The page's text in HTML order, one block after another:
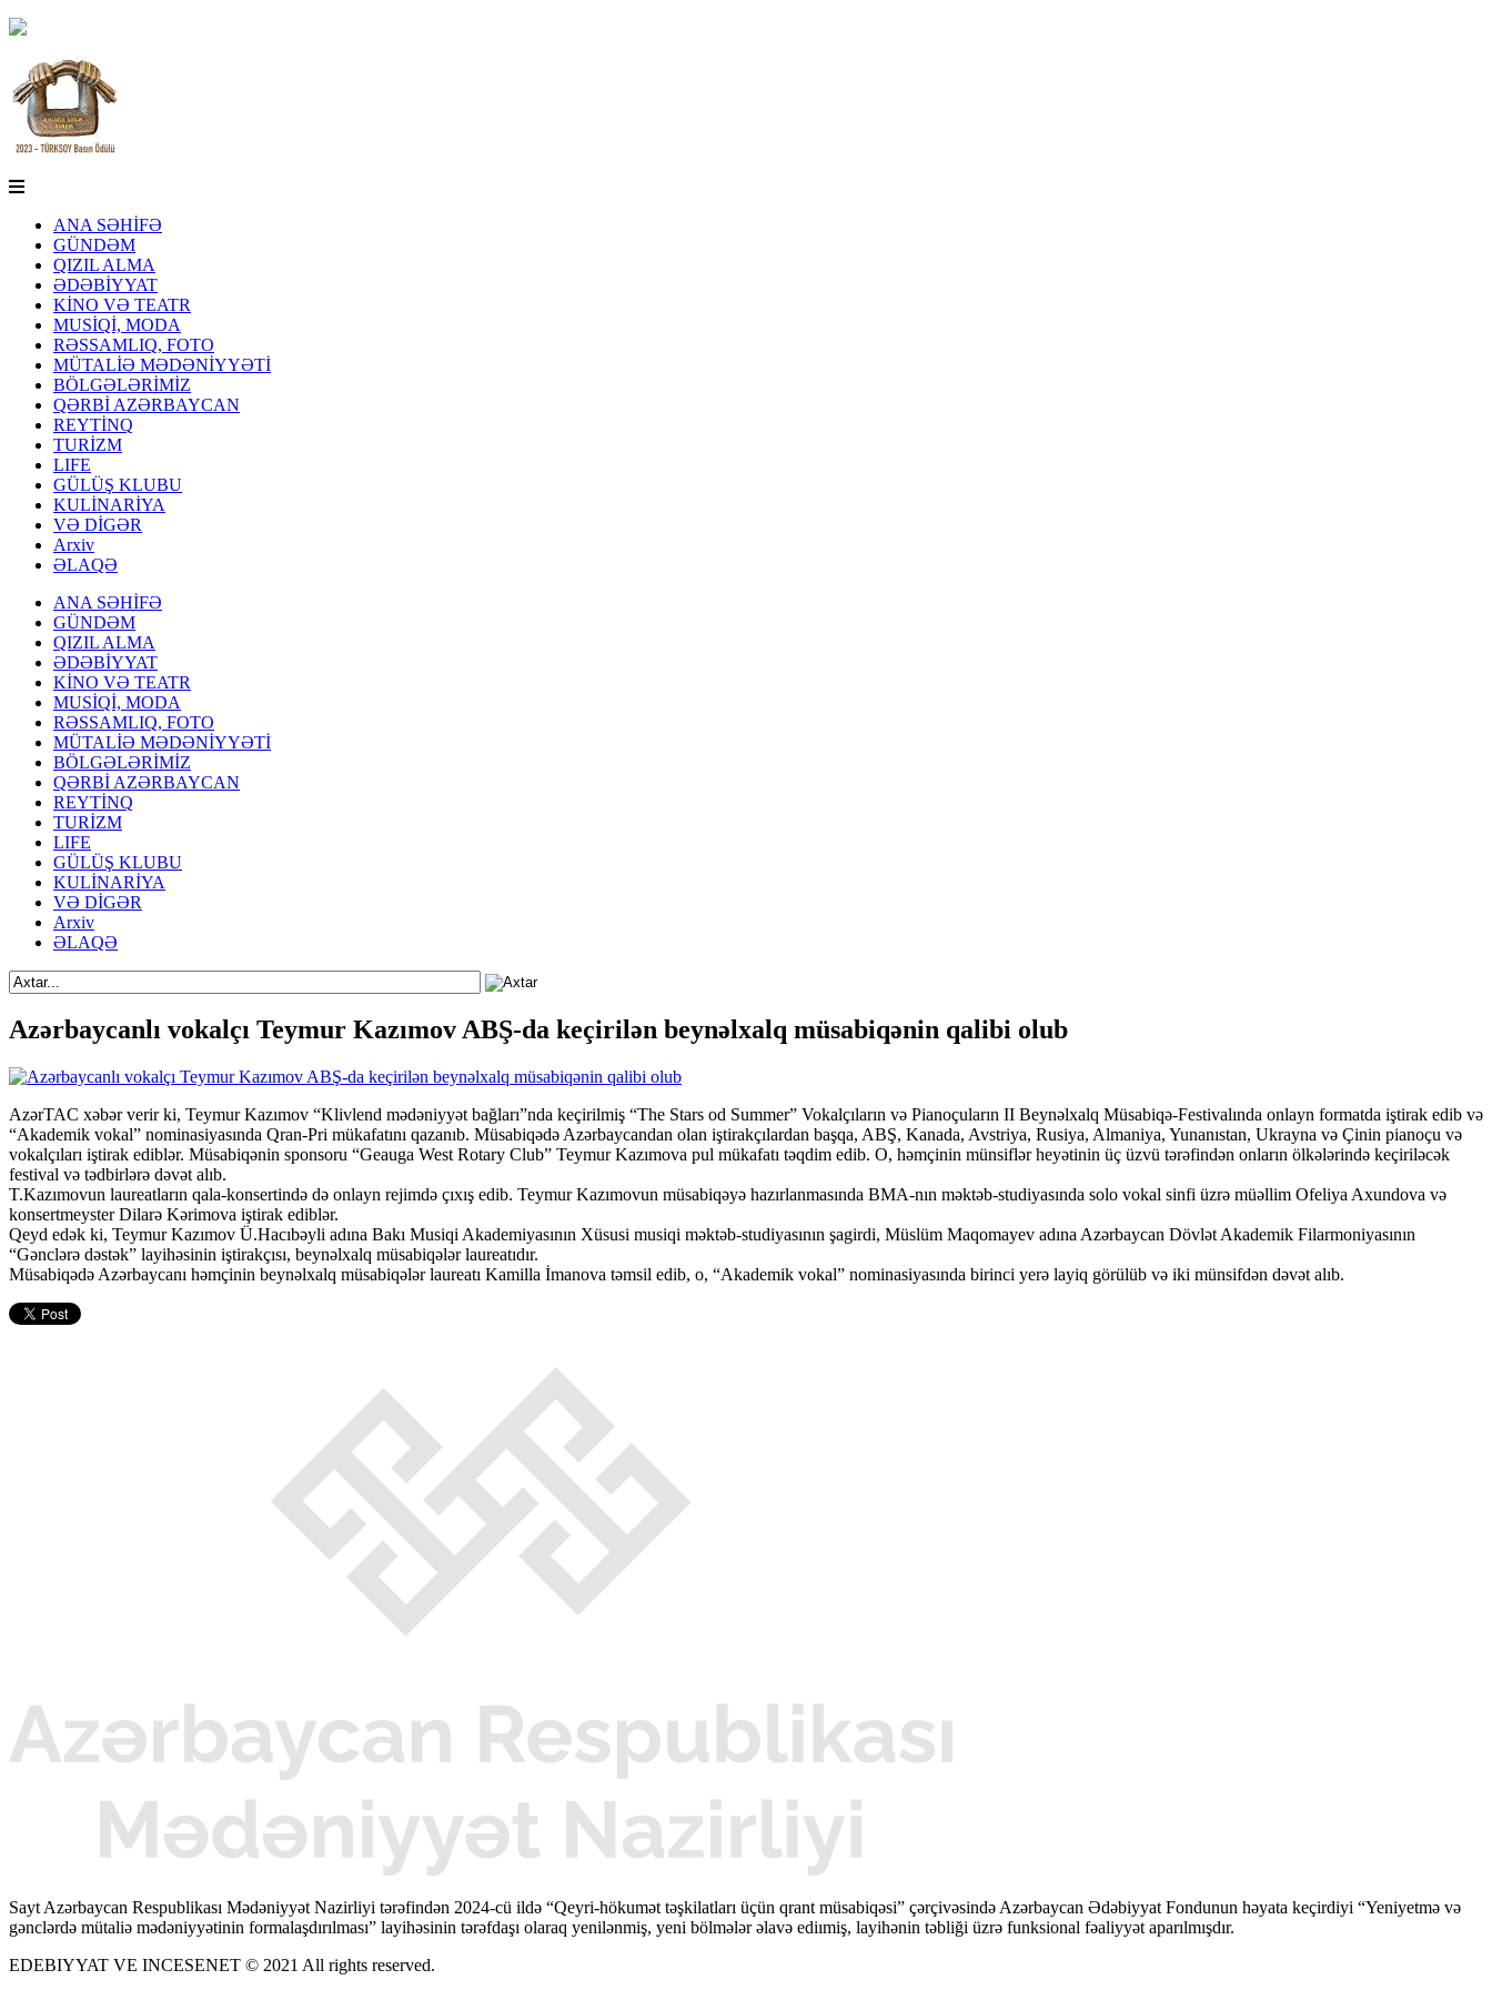
ANA SƏHİFƏ
GÜNDƏM
QIZIL ALMA
ƏDƏBİYYAT
KİNO VƏ TEATR
MUSİQİ, MODA
RƏSSAMLIQ, FOTO
MÜTALİƏ MƏDƏNİYYƏTİ
BÖLGƏLƏRİMİZ
QƏRBİ AZƏRBAYCAN
REYTİNQ
TURİZM
LIFE
GÜLÜŞ KLUBU
KULİNARİYA
VƏ DİGƏR
Arxiv
ƏLAQƏ
ANA SƏHİFƏ
GÜNDƏM
QIZIL ALMA
ƏDƏBİYYAT
KİNO VƏ TEATR
MUSİQİ, MODA
RƏSSAMLIQ, FOTO
MÜTALİƏ MƏDƏNİYYƏTİ
BÖLGƏLƏRİMİZ
QƏRBİ AZƏRBAYCAN
REYTİNQ
TURİZM
LIFE
GÜLÜŞ KLUBU
KULİNARİYA
VƏ DİGƏR
Arxiv
ƏLAQƏ
Azərbaycanlı vokalçı Teymur Kazımov ABŞ-da keçirilən beynəlxalq müsabiqənin qalibi olub
AzərTAC xəbər verir ki, Teymur Kazımov “Klivlend mədəniyyət bağları”nda keçirilmiş “The Stars od Summer” Vokalçıların və Pianoçuların II Beynəlxalq Müsabiqə-Festivalında onlayn formatda iştirak edib və
“Akademik vokal” nominasiyasında Qran-Pri mükafatını qazanıb. Müsabiqədə Azərbaycandan olan iştirakçılardan başqa, ABŞ, Kanada, Avstriya, Rusiya, Almaniya, Yunanıstan, Ukrayna və Çinin pianoçu və
vokalçıları iştirak ediblər. Müsabiqənin sponsoru “Geauga West Rotary Club” Teymur Kazımova pul mükafatı təqdim edib. O, həmçinin münsiflər heyətinin üç üzvü tərəfindən onların ölkələrində keçiriləcək
festival və tədbirlərə dəvət alıb.
T.Kazımovun laureatların qala-konsertində də onlayn rejimdə çıxış edib. Teymur Kazımovun müsabiqəyə hazırlanmasında BMA-nın məktəb-studiyasında solo vokal sinfi üzrə müəllim Ofeliya Axundova və
konsertmeyster Dilarə Kərimova iştirak ediblər.
Qeyd edək ki, Teymur Kazımov Ü.Hacıbəyli adına Bakı Musiqi Akademiyasının Xüsusi musiqi məktəb-studiyasının şagirdi, Müslüm Maqomayev adına Azərbaycan Dövlət Akademik Filarmoniyasının
“Gənclərə dəstək” layihəsinin iştirakçısı, beynəlxalq müsabiqələr laureatıdır.
Müsabiqədə Azərbaycanı həmçinin beynəlxalq müsabiqələr laureatı Kamilla İmanova təmsil edib, o, “Akademik vokal” nominasiyasında birinci yerə layiq görülüb və iki münsifdən dəvət alıb.
Sayt Azərbaycan Respublikası Mədəniyyət Nazirliyi tərəfindən 2024-cü ildə “Qeyri-hökumət təşkilatları üçün qrant müsabiqəsi” çərçivəsində Azərbaycan Ədəbiyyat Fondunun həyata keçirdiyi “Yeniyetmə və
gənclərdə mütaliə mədəniyyətinin formalaşdırılması” layihəsinin tərəfdaşı olaraq yenilənmiş, yeni bölmələr əlavə ediımiş, layihənin təbliği üzrə funksional fəaliyyət aparılmışdır.
EDEBIYYAT VE INCESENET © 2021 All rights reserved.